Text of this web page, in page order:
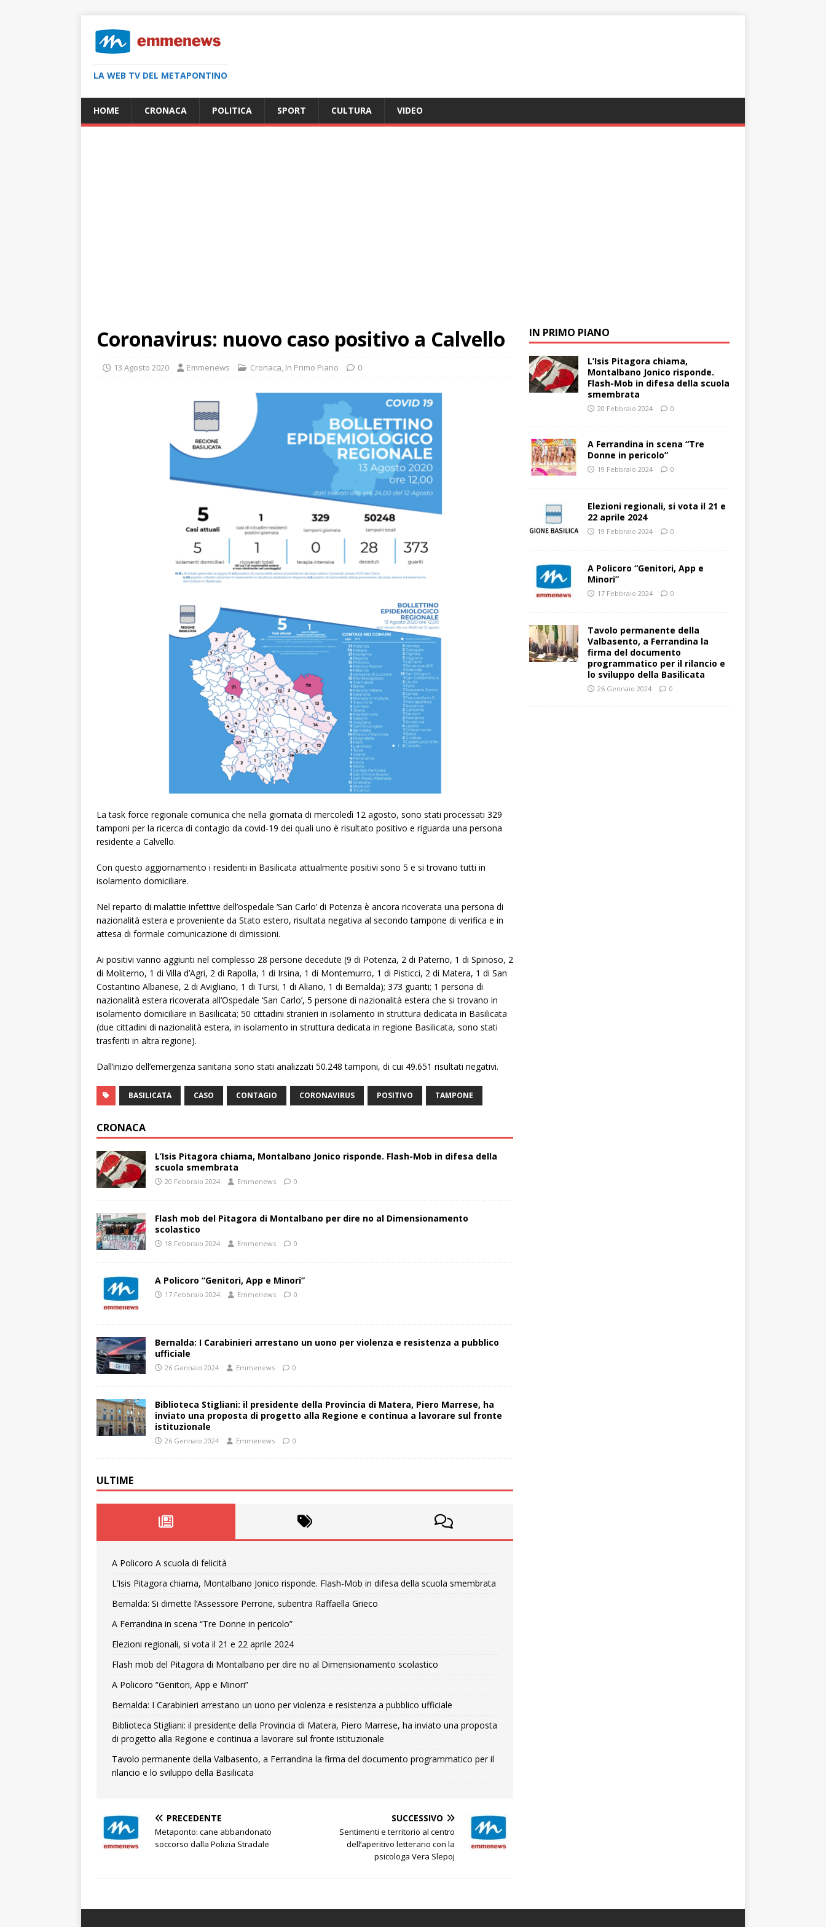
LA WEB TV DEL METAPONTINO
HOME CRONACA POLITICA SPORT CULTURA VIDEO
Coronavirus: nuovo caso positivo a Calvello
13 Agosto 2020 Emmenews Cronaca, In Primo Piano 0
La task force regionale comunica che nella giornata di mercoledì 12 agosto, sono stati processati 329
tamponi per la ricerca di contagio da covid-19 dei quali uno è risultato positivo e riguarda una persona
residente a Calvello.
Con questo aggiornamento i residenti in Basilicata attualmente positivi sono 5 e si trovano tutti in
isolamento domiciliare.
Nel reparto di malattie infettive dell’ospedale ‘San Carlo’ di Potenza è ancora ricoverata una persona di
nazionalità estera e proveniente da Stato estero, risultata negativa al secondo tampone di verifica e in
attesa di formale comunicazione di dimissioni.
Ai positivi vanno aggiunti nel complesso 28 persone decedute (9 di Potenza, 2 di Paterno, 1 di Spinoso, 2
di Moliterno, 1 di Villa d’Agri, 2 di Rapolla, 1 di Irsina, 1 di Montemurro, 1 di Pisticci, 2 di Matera, 1 di San
Costantino Albanese, 2 di Avigliano, 1 di Tursi, 1 di Aliano, 1 di Bernalda); 373 guariti; 1 persona di
nazionalità estera ricoverata all’Ospedale ‘San Carlo’, 5 persone di nazionalità estera che si trovano in
isolamento domiciliare in Basilicata; 50 cittadini stranieri in isolamento in struttura dedicata in Basilicata
(due cittadini di nazionalità estera, in isolamento in struttura dedicata in regione Basilicata, sono stati
trasferiti in altra regione).
Dall’inizio dell’emergenza sanitaria sono stati analizzati 50.248 tamponi, di cui 49.651 risultati negativi.
BASILICATA CASO CONTAGIO CORONAVIRUS POSITIVO TAMPONE
CRONACA
L’Isis Pitagora chiama, Montalbano Jonico risponde. Flash-Mob in difesa della
scuola smembrata
20 Febbraio 2024 Emmenews 0
Flash mob del Pitagora di Montalbano per dire no al Dimensionamento
scolastico
18 Febbraio 2024 Emmenews 0
A Policoro “Genitori, App e Minori”
17 Febbraio 2024 Emmenews 0
Bernalda: I Carabinieri arrestano un uono per violenza e resistenza a pubblico
ufficiale
26 Gennaio 2024 Emmenews 0
Biblioteca Stigliani: il presidente della Provincia di Matera, Piero Marrese, ha
inviato una proposta di progetto alla Regione e continua a lavorare sul fronte
istituzionale
26 Gennaio 2024 Emmenews 0
ULTIME
A Policoro A scuola di felicità
L’Isis Pitagora chiama, Montalbano Jonico risponde. Flash-Mob in difesa della scuola smembrata
Bernalda: Si dimette l’Assessore Perrone, subentra Raffaella Grieco
A Ferrandina in scena “Tre Donne in pericolo”
Elezioni regionali, si vota il 21 e 22 aprile 2024
Flash mob del Pitagora di Montalbano per dire no al Dimensionamento scolastico
A Policoro “Genitori, App e Minori”
Bernalda: I Carabinieri arrestano un uono per violenza e resistenza a pubblico ufficiale
Biblioteca Stigliani: il presidente della Provincia di Matera, Piero Marrese, ha inviato una proposta
di progetto alla Regione e continua a lavorare sul fronte istituzionale
Tavolo permanente della Valbasento, a Ferrandina la firma del documento programmatico per il
rilancio e lo sviluppo della Basilicata
PRECEDENTE
Metaponto: cane abbandonato
soccorso dalla Polizia Stradale
SUCCESSIVO
Sentimenti e territorio al centro
dell’aperitivo letterario con la
psicologa Vera Slepoj
IN PRIMO PIANO
L’Isis Pitagora chiama,
Montalbano Jonico risponde.
Flash-Mob in difesa della scuola
smembrata
20 Febbraio 2024 0
A Ferrandina in scena “Tre
Donne in pericolo”
19 Febbraio 2024 0
Elezioni regionali, si vota il 21 e
22 aprile 2024
19 Febbraio 2024 0
A Policoro “Genitori, App e
Minori”
17 Febbraio 2024 0
Tavolo permanente della
Valbasento, a Ferrandina la
firma del documento
programmatico per il rilancio e
lo sviluppo della Basilicata
26 Gennaio 2024 0